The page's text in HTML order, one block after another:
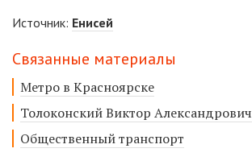
Источник: Енисей
Связанные материалы
Метро в Красноярске
Толоконский Виктор Александрович
Общественный транспорт